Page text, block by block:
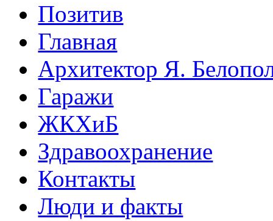
Позитив
Главная
Архитектор Я.
Гаражи
ЖКХиБ
Здравоохранение
Контакты
Люди и факты